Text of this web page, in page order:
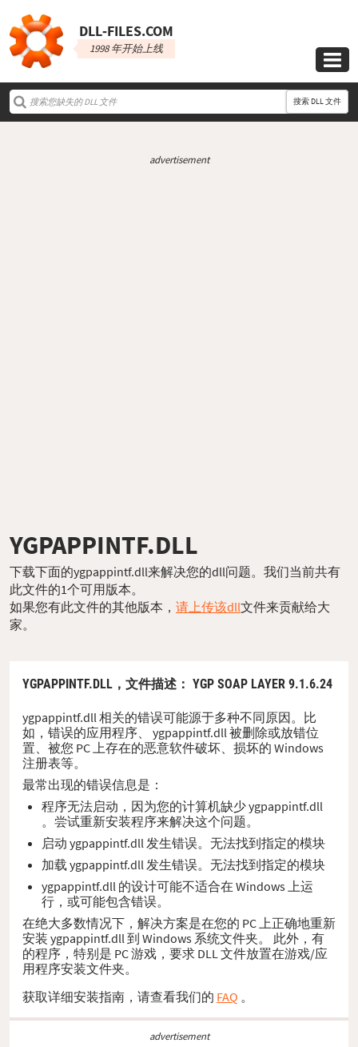
DLL‑FILES.COM
1998 年开始上线

搜索 DLL 文件
advertisement
YGPAPPINTF.DLL
下载下面的ygpappintf.dll来解决您的dll问题。我们当前共有
此文件的1个可用版本。
如果您有此文件的其他版本， 请上传该dll文件来贡献给大
家。
YGPAPPINTF.DLL， 文件描述 ： YGP SOAP LAYER 9.1.6.24
ygpappintf.dll 相关的错误可能源于多种不同原因。比
如，错误的应用程序、 ygpappintf.dll 被删除或放错位
置、被您 PC 上存在的恶意软件破坏、损坏的 Windows
注册表等。
最常出现的错误信息是：
程序无法启动，因为您的计算机缺少 ygpappintf.dll
。尝试重新安装程序来解决这个问题。
启动 ygpappintf.dll 发生错误。无法找到指定的模块
加载 ygpappintf.dll 发生错误。无法找到指定的模块
ygpappintf.dll 的设计可能不适合在 Windows 上运
行，或可能包含错误。
在绝大多数情况下，解决方案是在您的 PC 上正确地重新
安装 ygpappintf.dll 到 Windows 系统文件夹。 此外，有
的程序，特别是 PC 游戏，要求 DLL 文件放置在游戏/应
用程序安装文件夹。
获取详细安装指南，请查看我们的 FAQ 。
advertisement